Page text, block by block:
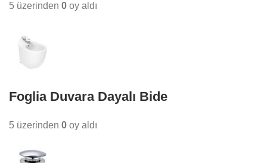
5 üzerinden 0 oy aldı
Foglia Duvara Dayalı Bide
5 üzerinden 0 oy aldı